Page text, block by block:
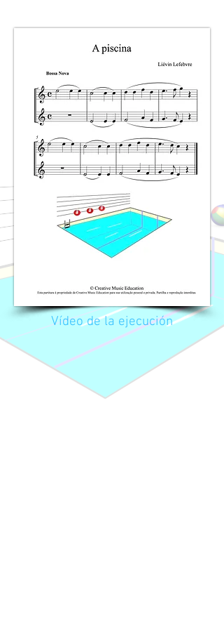
Vídeo de la ejecución